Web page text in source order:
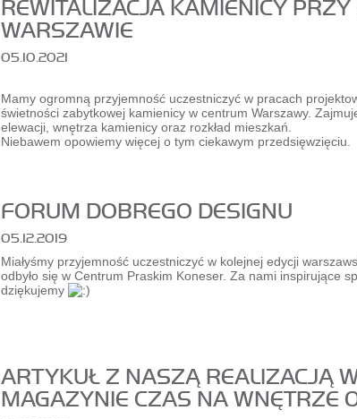
REWITALIZACJA KAMIENICY PRZY
WARSZAWIE
05.10.2021
Mamy ogromną przyjemność uczestniczyć w pracach
świetności zabytkowej kamienicy w centrum Warszawy.
elewacji, wnętrza kamienicy oraz rozkład mieszkań.
Niebawem opowiemy więcej o tym ciekawym przedsięwzięciu.
FORUM DOBREGO DESIGNU
05.12.2019
Miałyśmy przyjemność uczestniczyć w kolejnej edycji
odbyło się w Centrum Praskim Koneser. Za nami inspirujące
dziękujemy
ARTYKUŁ Z NASZĄ REALIZACJĄ
MAGAZYNIE CZAS NA WNĘTRZE